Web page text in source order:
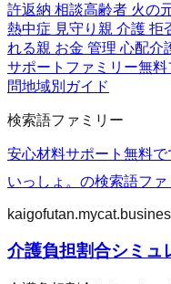
許返納 相談高齢者 火の
熱中症 見守り 親 介護 拒
れる親 お金 管理 心配介
サポートファミリー無料
問地域別ガイド
検索語ファミリー
安心材料サポート 無料で
いっしょ。 の検索語ファ
介護負担割合シミュ